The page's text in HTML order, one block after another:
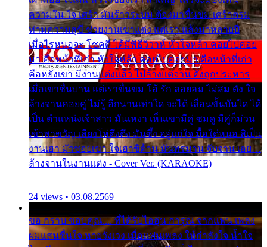
ความใน ใจ เศร้า มันร้าวระบม ต้องมาขื่นขม เศร้าตรม
ท่ามความสุขี ช่วยงานเขาแต่ง แต่เรา แล้งมาหลายปี
เมื่อไรหนอจะ โชคดี ได้มีพิธีวิวาห์ หัวใจหล้า คอยไปคอย
มา คือหน้าที่เก่า หัวใจหล้า คอยไปคอยมา คือหน้าที่เก่า
คือหยังเขา มีงานแต่งแล้ว ไปล้างแต่จาน ดั่งถูกประหาร
เมื่อเขาชื่นบาน แต่เราขื่นขม โอ้ รัก ลอยลม ไม่สม ดัง ใจ
ล้างจานคอยคู่ ไม่รู้ อีกนานเท่าใด จะได้ เลื่อนขั้นบันได ได้
เป็น ตำแหน่งเจ้าสาว มันเหงา เห็นเขามีคู่ ซมดู มีคู่ก็ม่วน
เข้าพาขวัญ เสียงโห่ตึงตึง มันซึ้ง อยู่แก่ใจ มื้อใด๋หนอ สิเป็น
งานเฮา มัวซอยเขา ใจเฮาซิด้าน มันทรมาน จับจาน เอย…
ล้างจานในงานแต่ง - Cover Ver. (KARAOKE)
24 views • 03.08.2569
ขอ กราบ ขอบคุณ.... ที่ได้รับไออุ่น การุณ จากแฟน เพลง
ผมแสนชื่นใจ หายวังเวง เมื่อแฟนเพลง ให้กำลังใจ น้ำใจ